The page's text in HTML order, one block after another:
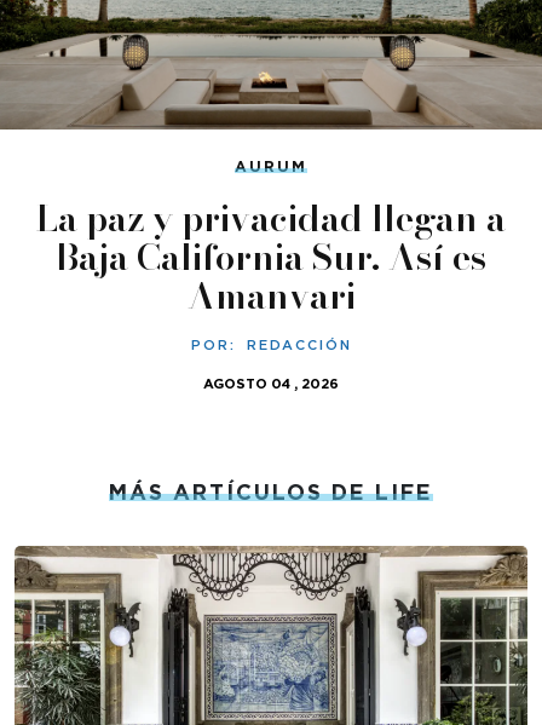
AURUM
La paz y privacidad llegan a
Baja California Sur. Así es
Amanvari
POR: REDACCIÓN
AGOSTO 04 , 2026
MÁS ARTÍCULOS DE LIFE